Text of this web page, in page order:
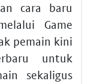
cara baru
Game
pemain kini
untuk
sekaligus